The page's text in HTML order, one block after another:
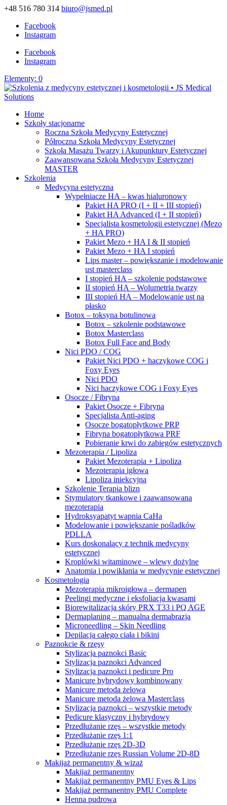
+48 516 780 314 biuro@jsmed.pl
Facebook
Instagram
Facebook
Instagram
Elementy: 0
Home
Szkoły stacjonarne
Roczna Szkoła Medycyny Estetycznej
Półroczna Szkoła Medycyny Estetycznej
Szkoła Masażu Twarzy i Akupunktury Estetycznej
Zaawansowana Szkoła Medycyny Estetycznej
MASTER
Szkolenia
Medycyna estetyczna
Wypełniacze HA – kwas hialuronowy
Pakiet HA PRO (I + II + III stopień)
Pakiet HA Advanced (I + II stopień)
Specjalista kosmetologii estetycznej (Mezo
+ HA PRO)
Pakiet Mezo + HA I & II stopień
Pakiet Mezo + HA I stopień
Lips master – powiększanie i modelowanie
ust masterclass
I stopień HA – szkolenie podstawowe
II stopień HA – Wolumetria twarzy
III stopień HA – Modelowanie ust na
płasko
Botox – toksyna botulinowa
Botox – szkolenie podstawowe
Botox Masterclass
Botox Full Face and Body
Nici PDO / COG
Pakiet Nici PDO + haczykowe COG i
Foxy Eyes
Nici PDO
Nici haczykowe COG i Foxy Eyes
Osocze / Fibryna
Pakiet Osocze + Fibryna
Specjalista Anti-aging
Osocze bogatopłytkowe PRP
Fibryna bogatopłytkowa PRF
Pobieranie krwi do zabiegów estetycznych
Mezoterapia / Lipoliza
Pakiet Mezoterapia + Lipoliza
Mezoterapia igłowa
Lipoliza iniekcyjna
Szkolenie Terapia blizn
Stymulatory tkankowe i zaawansowana
mezoterapia
Hydroksyapatyt wapnia CaHa
Modelowanie i powiększanie pośladków
PDLLA
Kurs doskonalący z technik medycyny
estetycznej
Kroplówki witaminowe – wlewy dożylne
Anatomia i powikłania w medycynie estetycznej
Kosmetologia
Mezoterapia mikroigłowa – dermapen
Peelingi medyczne i eksfoliacja kwasami
Biorewitalizacja skóry PRX T33 i PQ AGE
Dermaplaning – manualna dermabrazja
Microneedling – Skin Needling
Depilacja całego ciała i bikini
Paznokcie & rzęsy
Stylizacja paznokci Basic
Stylizacja paznokci Advanced
Stylizacja paznokci i pedicure Pro
Manicure hybrydowy kombinowany
Manicure metoda żelowa
Manicure metoda żelowa Masterclass
Stylizacja paznokci – wszystkie metody
Pedicure klasyczny i hybrydowy
Przedłużanie rzęs – wszystkie metody
Przedłużanie rzęs 1:1
Przedłużanie rzęs 2D-3D
Przedłużanie rzęs Russian Volume 2D-8D
Makijaż permanentny & wizaż
Makijaż permanentny
Makijaż permanentny PMU Eyes & Lips
Makijaż permanentny PMU Complete
Henna pudrowa